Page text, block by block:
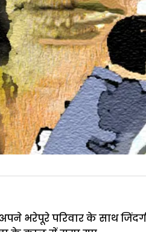
भरेपूरे परिवार के साथ